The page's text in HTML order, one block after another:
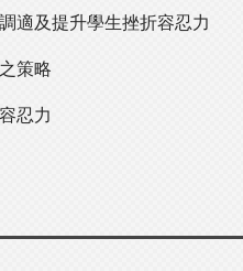
適及提升學生挫折容忍力
策略
忍力